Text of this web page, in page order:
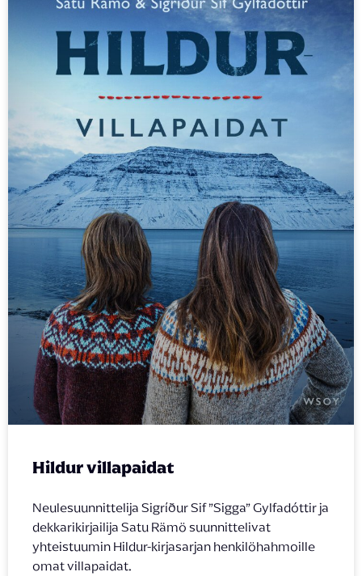
Hildur villapaidat
Neulesuunnittelija Sigríður Sif ”Sigga” Gylfadóttir ja
dekkarikirjailija Satu Rämö suunnittelivat
yhteistuumin Hildur-kirjasarjan henkilöhahmoille
omat villapaidat.